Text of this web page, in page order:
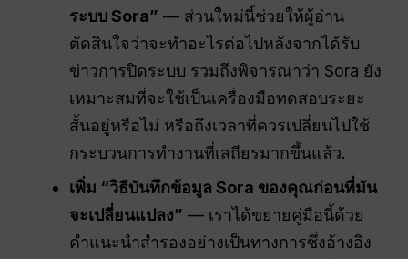
ระบบ Sora” — ส่วนใหม่นี้ช่วยให้ผู้อ่าน
ตัดสินใจว่าจะทำอะไรต่อไปหลังจากได้รับ
ข่าวการปิดระบบ รวมถึงพิจารณาว่า Sora ยัง
เหมาะสมที่จะใช้เป็นเครื่องมือทดสอบระยะ
สั้นอยู่หรือไม่ หรือถึงเวลาที่ควรเปลี่ยนไปใช้
กระบวนการทำงานที่เสถียรมากขึ้นแล้ว.
เพิ่ม “วิธีบันทึกข้อมูล Sora ของคุณก่อนที่มัน
จะเปลี่ยนแปลง” — เราได้ขยายคู่มือนี้ด้วย
คำแนะนำสำรองอย่างเป็นทางการซึ่งอ้างอิง